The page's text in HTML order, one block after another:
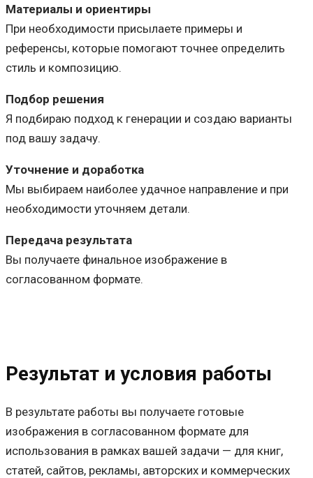
Материалы и ориентиры
При необходимости присылаете примеры и
референсы, которые помогают точнее определить
стиль и композицию.
Подбор решения
Я подбираю подход к генерации и создаю варианты
под вашу задачу.
Уточнение и доработка
Мы выбираем наиболее удачное направление и при
необходимости уточняем детали.
Передача результата
Вы получаете финальное изображение в
согласованном формате.
Результат и условия работы
В результате работы вы получаете готовые
изображения в согласованном формате для
использования в рамках вашей задачи — для книг,
статей, сайтов, рекламы, авторских и коммерческих